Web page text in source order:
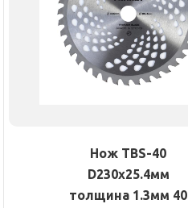
Нож TBS-40
D230х25.4мм
толщина 1.3мм 40